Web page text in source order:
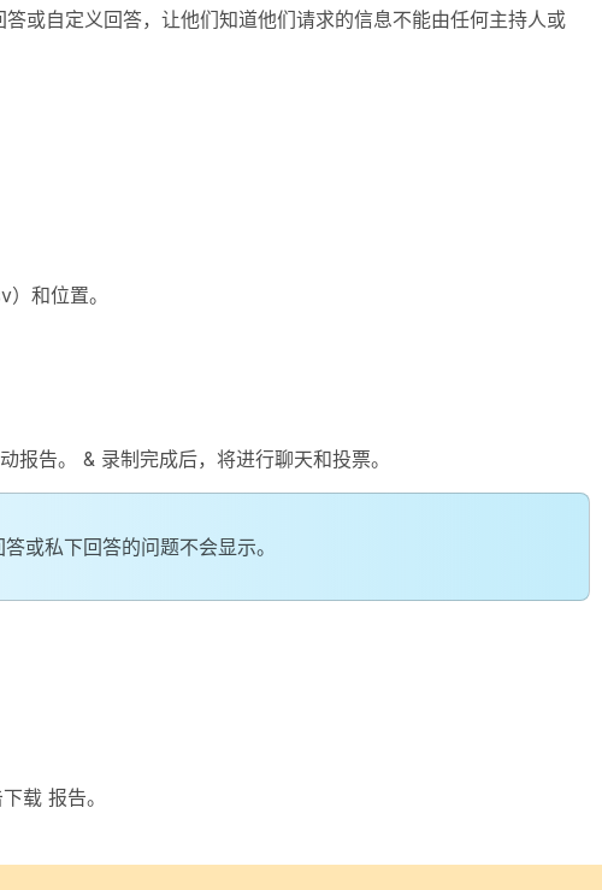
或自定义回答，让他们知道他们请求的信息不能由任何主持人或
和位置。
告。 & 录制完成后，将进行聊天和投票。
或私下回答的问题不会显示。
载 报告。